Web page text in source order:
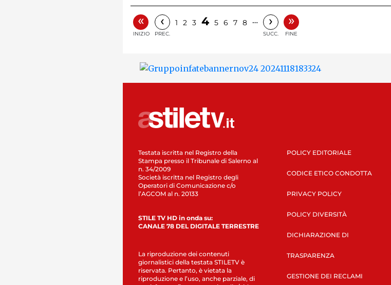
«
INIZIO
‹
PREC.
1 2 3 4 5 6 7 8 … ›
SUCC.
»
FINE
Testata iscritta nel Registro della
Stampa presso il Tribunale di Salerno al
n. 34/2009
Società iscritta nel Registro degli
Operatori di Comunicazione c/o
l’AGCOM al n. 20133
STILE TV HD in onda su:
CANALE 78 DEL DIGITALE TERRESTRE
La riproduzione dei contenuti
giornalistici della testata STILETV è
riservata. Pertanto, è vietata la
riproduzione e l’uso, anche parziale, di
POLICY EDITORIALE
CODICE ETICO CONDOTTA
PRIVACY POLICY
POLICY DIVERSITÀ
DICHIARAZIONE DI
TRASPARENZA
GESTIONE DEI RECLAMI